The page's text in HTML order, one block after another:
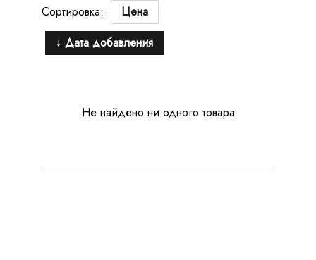
Сортировка:
Цена
↓ Дата добавления
Не найдено ни одного товара